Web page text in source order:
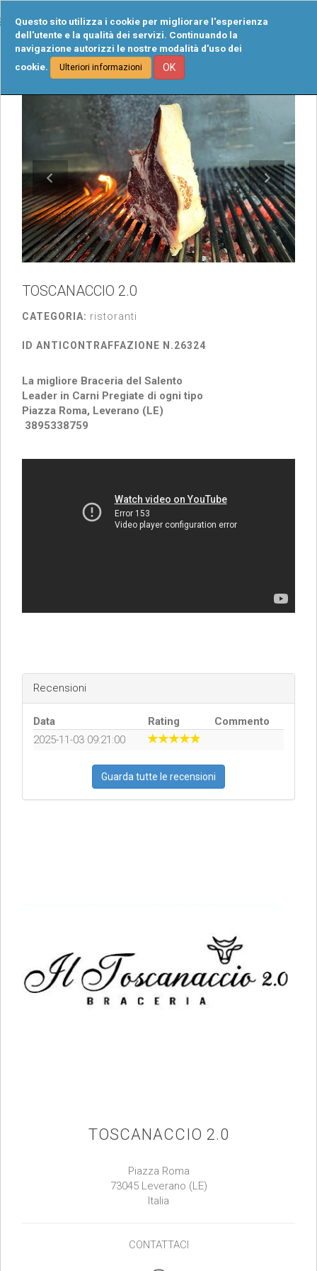
Questo sito utilizza i cookie per migliorare l'esperienza
dell'utente e la qualità dei servizi. Continuando la
navigazione autorizzi le nostre modalità d'uso dei
cookie.
Ulteriori informazioni OK
TOSCANACCIO 2.0
CATEGORIA: ristoranti
ID ANTICONTRAFFAZIONE N.26324
La migliore Braceria del Salento
Leader in Carni Pregiate di ogni tipo
Piazza Roma, Leverano (LE)
3895338759
Recensioni
Data Rating
Commento
2025-11-03 09:21:00
Guarda tutte le recensioni
TOSCANACCIO 2.0
Piazza Roma
73045 Leverano (LE)
Italia
CONTATTACI